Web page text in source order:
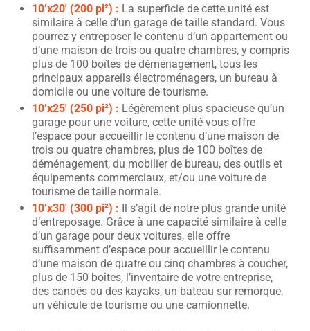
10’x20′ (200 pi²) : La superficie de cette unité est
similaire à celle d’un garage de taille standard. Vous
pourrez y entreposer le contenu d’un appartement ou
d’une maison de trois ou quatre chambres, y compris
plus de 100 boîtes de déménagement, tous les
principaux appareils électroménagers, un bureau à
domicile ou une voiture de tourisme.
10’x25′ (250 pi²) : Légèrement plus spacieuse qu’un
garage pour une voiture, cette unité vous offre
l’espace pour accueillir le contenu d’une maison de
trois ou quatre chambres, plus de 100 boîtes de
déménagement, du mobilier de bureau, des outils et
équipements commerciaux, et/ou une voiture de
tourisme de taille normale.
10’x30′ (300 pi²) : Il s’agit de notre plus grande unité
d’entreposage. Grâce à une capacité similaire à celle
d’un garage pour deux voitures, elle offre
suffisamment d’espace pour accueillir le contenu
d’une maison de quatre ou cinq chambres à coucher,
plus de 150 boîtes, l’inventaire de votre entreprise,
des canoës ou des kayaks, un bateau sur remorque,
un véhicule de tourisme ou une camionnette.